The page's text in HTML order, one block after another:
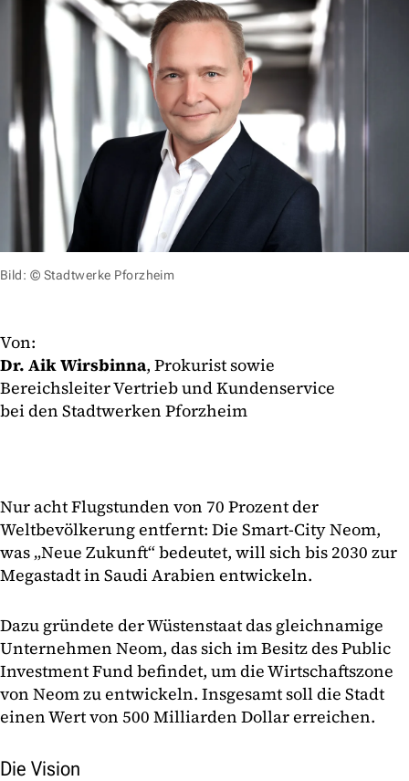
Bild: © Stadtwerke Pforzheim
Von:
Dr. Aik Wirsbinna, Prokurist sowie
Bereichsleiter Vertrieb und Kundenservice
bei den Stadtwerken Pforzheim
Nur acht Flugstunden von 70 Prozent der
Weltbevölkerung entfernt: Die Smart-City Neom,
was „Neue Zukunft“ bedeutet, will sich bis 2030 zur
Megastadt in Saudi Arabien entwickeln.
Dazu gründete der Wüstenstaat das gleichnamige
Unternehmen Neom, das sich im Besitz des Public
Investment Fund befindet, um die Wirtschaftszone
von Neom zu entwickeln. Insgesamt soll die Stadt
einen Wert von 500 Milliarden Dollar erreichen.
Die Vision